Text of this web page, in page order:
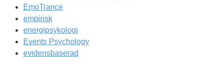
EmoTrance
empirisk
energipsykologi
Events Psychology
evidensbaserad